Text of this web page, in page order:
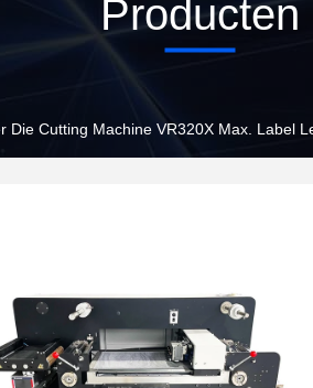
Producten
Die Cutting Machine VR320X Max. Label